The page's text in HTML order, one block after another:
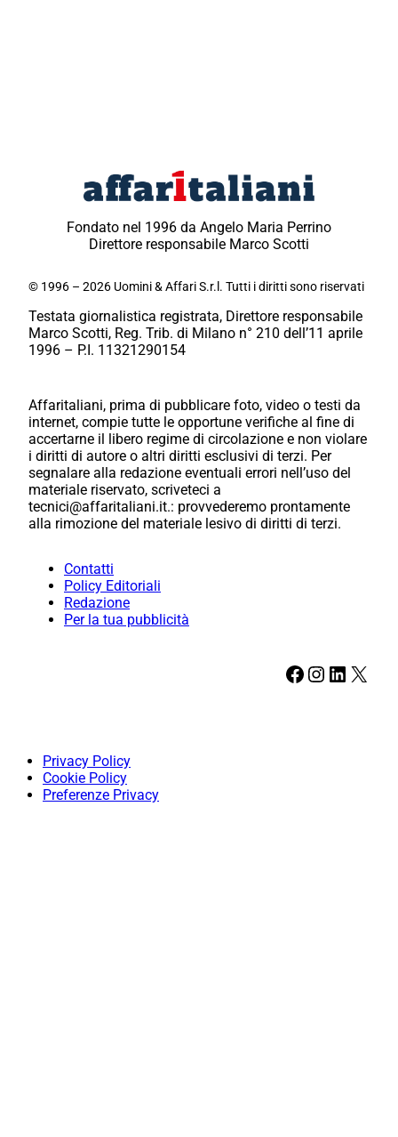
Fondato nel 1996 da Angelo Maria Perrino
Direttore responsabile Marco Scotti
© 1996 – 2026 Uomini & Affari S.r.l. Tutti i diritti sono riservati
Testata giornalistica registrata, Direttore responsabile
Marco Scotti, Reg. Trib. di Milano n° 210 dell’11 aprile
1996 – P.I. 11321290154
Affaritaliani, prima di pubblicare foto, video o testi da
internet, compie tutte le opportune verifiche al fine di
accertarne il libero regime di circolazione e non violare
i diritti di autore o altri diritti esclusivi di terzi. Per
segnalare alla redazione eventuali errori nell’uso del
materiale riservato, scriveteci a
tecnici@affaritaliani.it.: provvederemo prontamente
alla rimozione del materiale lesivo di diritti di terzi.
Contatti
Policy Editoriali
Redazione
Per la tua pubblicità
Facebook Instagram LinkedIn X
Privacy Policy
Cookie Policy
Preferenze Privacy